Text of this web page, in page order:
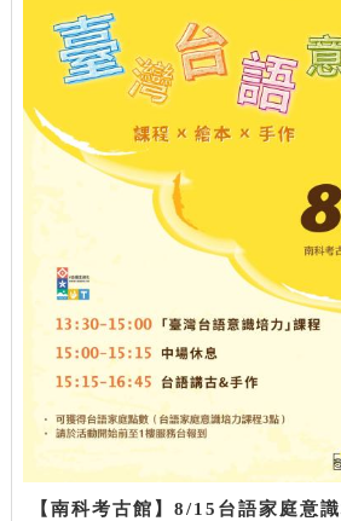
【南科考古館】8/15台語家庭意